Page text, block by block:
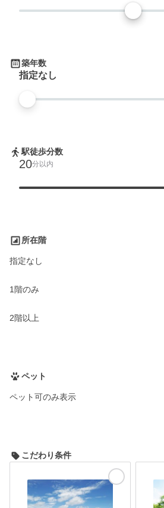
築年数
指定なし
駅徒歩分数
20分以内
所在階
指定なし
1階のみ
2階以上
ペット
ペット可のみ表示
こだわり条件